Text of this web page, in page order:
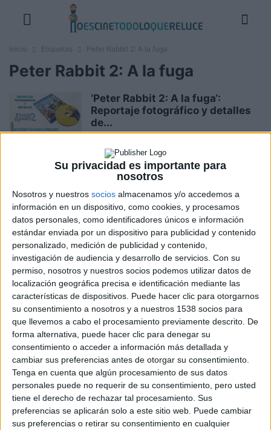
Su privacidad es importante para
nosotros
Nosotros y nuestros socios almacenamos y/o accedemos a
información en un dispositivo, como cookies, y procesamos
datos personales, como identificadores únicos e información
estándar enviada por un dispositivo para publicidad y contenido
personalizado, medición de publicidad y contenido,
investigación de audiencia y desarrollo de servicios. Con su
permiso, nosotros y nuestros socios podemos utilizar datos de
localización geográfica precisa e identificación mediante las
características de dispositivos. Puede hacer clic para otorgarnos
su consentimiento a nosotros y a nuestros 1538 socios para
que llevemos a cabo el procesamiento previamente descrito. De
forma alternativa, puede hacer clic para denegar su
consentimiento o acceder a información más detallada y
cambiar sus preferencias antes de otorgar su consentimiento.
Tenga en cuenta que algún procesamiento de sus datos
personales puede no requerir de su consentimiento, pero usted
tiene el derecho de rechazar tal procesamiento. Sus
preferencias se aplicarán solo a este sitio web. Puede cambiar
sus preferencias o retirar su consentimiento en cualquier
Inicio Etiquetas Peter Rabbit 2: A la fuga
Peter Rabbit 2: A la fuga
‘Peter Rabbit 2: A la fuga‘:
Reportaje fotográfico y detalles
de...
Vídeo avance y recomendación
de la semana: 16 de julio de...
Boris M. - 16 julio, 2021
Estrenos de cine de la semana: 16
de julio de 2021
Boris M. 16 julio, 2021
Sony retrasa ‘Ghostbusters:
Afterlife’, ‘Morbius’ y muchas
más películas
David Pérez "Davicine" - 31 marzo, 2020
Teaser tráiler y póster de ‘Peter
Rabbit 2: A la fuga’
David Pérez "Davicine" - 17 octubre, 2019